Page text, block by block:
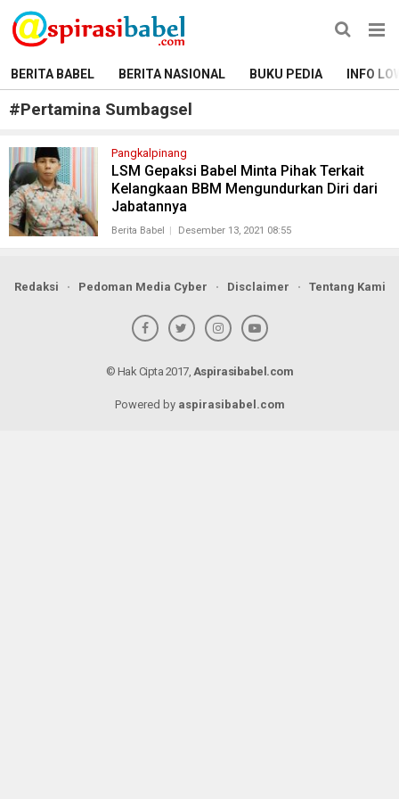
BERITA BABEL BERITA NASIONAL BUKU PEDIA INFO
#Pertamina Sumbagsel
Pangkalpinang
LSM Gepaksi Babel Minta Pihak Terkait
Kelangkaan BBM Mengundurkan Diri dari
Jabatannya
Berita Babel Desember 13, 2021 08:55
Redaksi Pedoman Media Cyber Disclaimer Tentang Kami
© Hak Cipta 2017, Aspirasibabel.com
Powered by aspirasibabel.com